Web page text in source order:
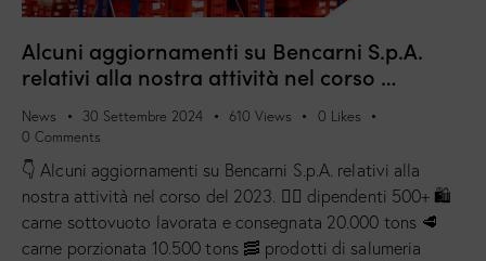
Alcuni aggiornamenti su Bencarni S.p.A.
relativi alla nostra attività nel corso …
News 30 Settembre 2024 610 Views 0 Likes
0 Comments
👇 Alcuni aggiornamenti su Bencarni S.p.A. relativi alla
nostra attività nel corso del 2023. 👷‍♂️ dipendenti 500+ 🛍
carne sottovuoto lavorata e consegnata 20.000 tons 🥩
carne porzionata 10.500 tons 🥓 prodotti di salumeria